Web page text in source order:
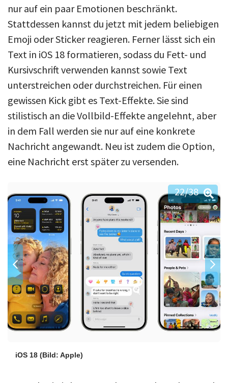
nur auf ein paar Emotionen beschränkt.
Stattdessen kannst du jetzt mit jedem beliebigen
Emoji oder Sticker reagieren. Ferner lässt sich ein
Text in iOS 18 formatieren, sodass du Fett- und
Kursivschrift verwenden kannst sowie Text
unterstreichen oder durchstreichen. Für einen
gewissen Kick gibt es Text-Effekte. Sie sind
stilistisch an die Vollbild-Effekte angelehnt, aber
in dem Fall werden sie nur auf eine konkrete
Nachricht angewandt. Neu ist zudem die Option,
eine Nachricht erst später zu versenden.
iOS 18 (Bild: Apple)
22/38